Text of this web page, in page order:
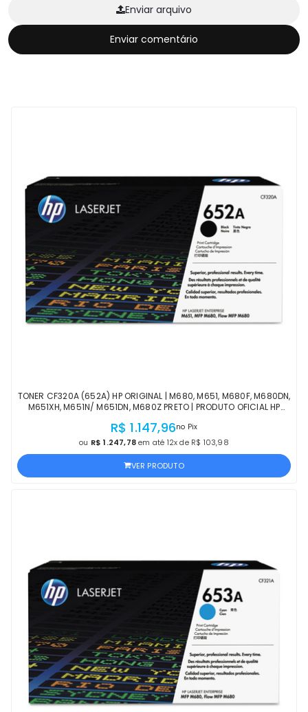
Enviar arquivo
Enviar comentário
TONER CF320A (652A) HP ORIGINAL | M680, M651, M680F, M680DN,
M651XH, M651N/ M651DN, M680Z PRETO | PRODUTO OFICIAL HP
R$ 1.147,96no Pix
ou R$ 1.247,78em até 12x de R$ 103,98
VER PRODUTO